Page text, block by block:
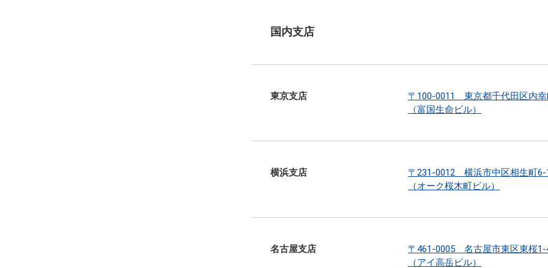
国内支店
東京支店
〒100-0011 東京都千代田区内
（富国生命ビル）
横浜支店
〒231-0012 横浜市中区相生町6-
（オーク桜木町ビル）
名古屋支店
〒461-0005 名古屋市東区東桜1-
（アイ高岳ビル）